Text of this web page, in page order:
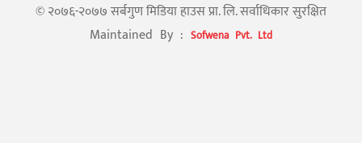
© २०७६-२०७७ सर्बगुण मिडिया हाउस प्रा. लि. सर्वाधिकार सुरक्षित
Maintained By : Sofwena Pvt. Ltd